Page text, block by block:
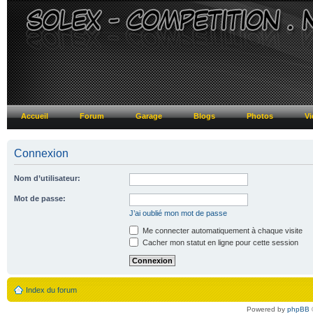
Accueil Forum Garage Blogs Photos
Connexion
Nom d’utilisateur:
Mot de passe:
J’ai oublié mon mot de passe
Me connecter automatiquement à chaque visite
Cacher mon statut en ligne pour cette session
Index du forum
Powered by phpBB